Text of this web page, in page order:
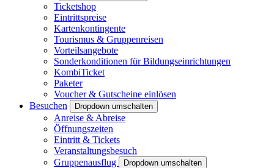
Ticketshop
Eintrittspreise
Kartenkontingente
Tourismus & Gruppenreisen
Vorteilsangebote
Sonderkonditionen für Bildungseinrichtungen
KombiTicket
Paketer
Voucher & Gutscheine einlösen
Besuchen
Dropdown umschalten
Anreise & Abreise
Öffnungszeiten
Eintritt & Tickets
Veranstaltungsbesuch
Gruppenausflug
Dropdown umschalten